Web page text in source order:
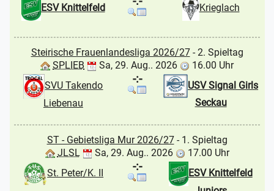
ESV Knittelfeld Krieglach
Steirische Frauenlandesliga 2026/27- 2. Spieltag
SPLIEB
Sa, 29. Aug.. 2026
16.00 Uhr
SVU Takendo
Liebenau
USV Signal Girls
Seckau
-:-
ST - Gebietsliga Mur 2026/27- 1. Spieltag
JLSL
Sa, 29. Aug.. 2026
17.00 Uhr
St. Peter/K. II
ESV Knittelfeld
-:-